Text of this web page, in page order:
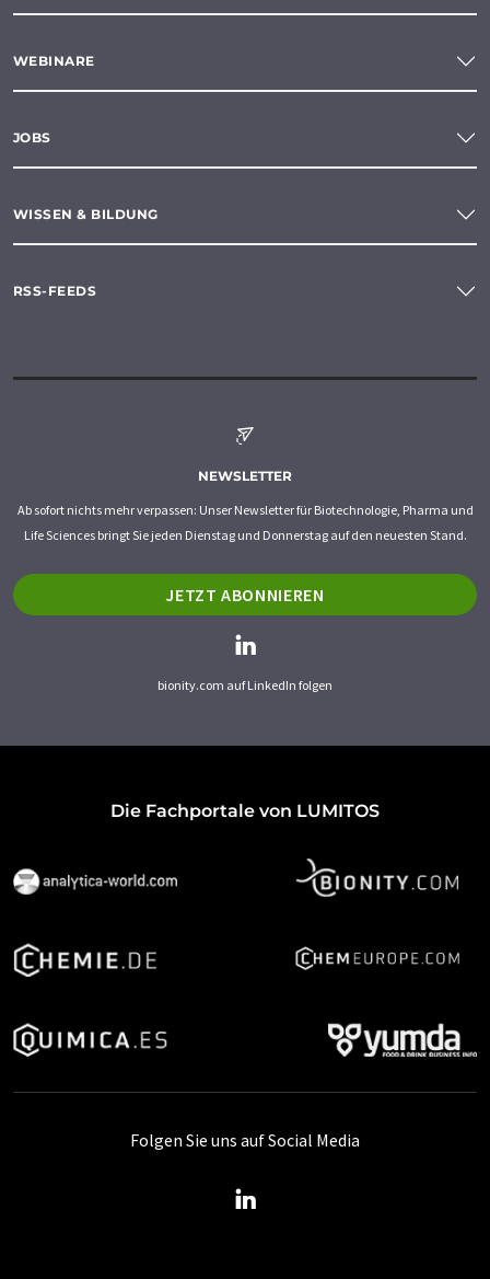
WEBINARE
JOBS
WISSEN & BILDUNG
RSS-FEEDS
NEWSLETTER
Ab sofort nichts mehr verpassen: Unser Newsletter für Biotechnologie, Pharma und
Life Sciences bringt Sie jeden Dienstag und Donnerstag auf den neuesten Stand.
JETZT ABONNIEREN
bionity.com auf LinkedIn folgen
Die Fachportale von LUMITOS
Folgen Sie uns auf Social Media